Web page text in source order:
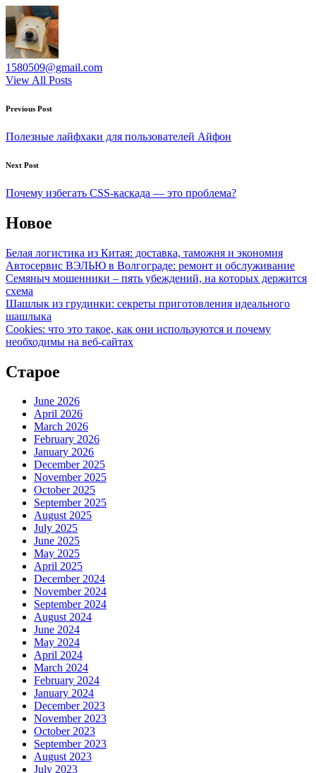
1580509@gmail.com
View All Posts
Post
navigation
Previous Post
Полезные лайфхаки для пользователей Айфон
Next Post
Почему избегать CSS-каскада — это проблема?
Новое
Белая логистика из Китая: доставка, таможня и экономия
Автосервис ВЭЛЬЮ в Волгограде: ремонт и обслуживание
Семяныч мошенники – пять убеждений, на которых держится
схема
Шашлык из грудинки: секреты приготовления идеального
шашлыка
Cookies: что это такое, как они используются и почему
необходимы на веб-сайтах
Старое
June 2026
April 2026
March 2026
February 2026
January 2026
December 2025
November 2025
October 2025
September 2025
August 2025
July 2025
June 2025
May 2025
April 2025
December 2024
November 2024
September 2024
August 2024
June 2024
May 2024
April 2024
March 2024
February 2024
January 2024
December 2023
November 2023
October 2023
September 2023
August 2023
July 2023